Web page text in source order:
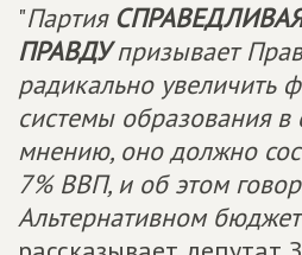
"Партия
ПРАВДУпризывает
радикально увеличить
системы образования
мнению, оно должно
7% ВВП, и об этом
Альтернативном